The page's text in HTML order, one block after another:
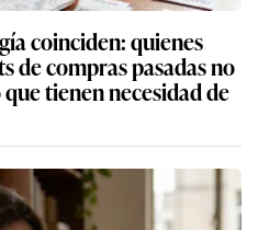
coinciden: quienes
de compras pasadas no
tienen necesidad de